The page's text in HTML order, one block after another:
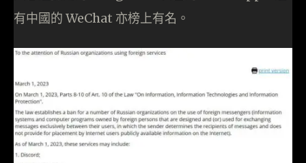
有中國的 WeChat 亦榜上有名。